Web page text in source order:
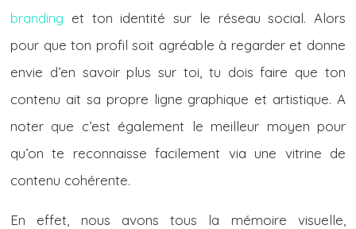
branding et ton identité sur le réseau social. Alors
pour que ton profil soit agréable à regarder et donne
envie d’en savoir plus sur toi, tu dois faire que ton
contenu ait sa propre ligne graphique et artistique. A
noter que c’est également le meilleur moyen pour
qu’on te reconnaisse facilement via une vitrine de
contenu cohérente.
En effet, nous avons tous la mémoire visuelle,